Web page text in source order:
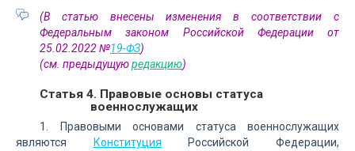
(В статью внесены изменения в соответствии с
Федеральным законом Российской Федерации от
25.02.2022 №19-ФЗ)
(см. предыдущуюредакцию)
Статья 4. Правовые основы статуса
военнослужащих
1. Правовыми основами статуса военнослужащих
являются
Конституция Российской Федерации,